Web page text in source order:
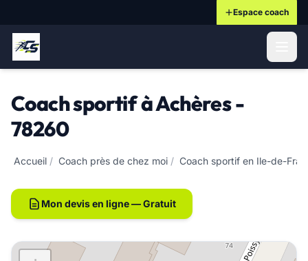
Espace coach
Coach sportif à Achères -
78260
Accueil / Coach près de chez moi / Coach sportif en Ile-de-
Mon devis en ligne — Gratuit